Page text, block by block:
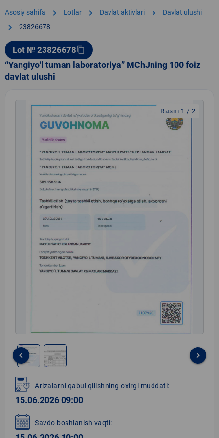
Asosiy sahifa chevron_right Lotlar chevron_right Davlat aktivlari chevron_right Davlat ulushi
chevron_right 23826678
Lot № 23826678content_copy
“Yangiyo‘l tuman laboratoriya” MChJning 100 foiz
davlat ulushi
Rasm 1 / 2
1
of
2
keyboard_arrow_left keyboard_arrow_right
Arizalarni qabul qilishning oxirgi muddati:
15.06.2026 09:00
Savdo boshlanish vaqti: